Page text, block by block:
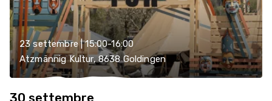
23 settembre | 15:00-16:00
Atzmännig Kultur, 8638 Goldingen
30 settembre